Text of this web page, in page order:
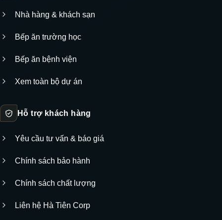
Nhà hàng & khách sạn
Bếp ăn trường học
Bếp ăn bệnh viện
Xem toàn bộ dự án
Hỗ trợ khách hàng
Yêu cầu tư vấn & báo giá
Chính sách bảo hành
Chính sách chất lượng
Liên hệ Hà Tiên Corp